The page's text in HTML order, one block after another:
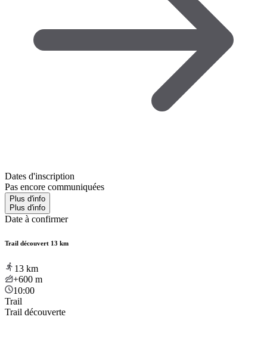
Dates d'inscription
Pas encore communiquées
Plus d'info
Plus d'info
Date à confirmer
Trail découvert 13 km
13 km
+600 m
10:00
Trail
Trail découverte